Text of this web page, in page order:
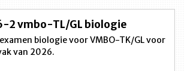
2 vmbo-TL/GL biologie
biologie voor VMBO-TK/GL voor
van 2026.